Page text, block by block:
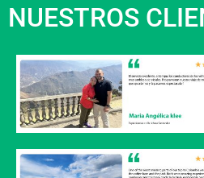
NUESTROS